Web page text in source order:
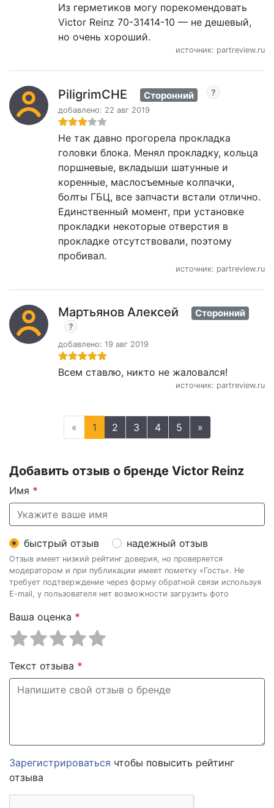
Из герметиков могу порекомендовать
Victor Reinz 70-31414-10 — не дешевый,
но очень хороший.
источник: partreview.ru
PiligrimCHE Сторонний
добавлено: 22 авг 2019
Не так давно прогорела прокладка
головки блока. Менял прокладку, кольца
поршневые, вкладыши шатунные и
коренные, маслосъемные колпачки,
болты ГБЦ, все запчасти встали отлично.
Единственный момент, при установке
прокладки некоторые отверстия в
прокладке отсутствовали, поэтому
пробивал.
источник: partreview.ru
Мартьянов Алексей Сторонний
добавлено: 19 авг 2019
Всем ставлю, никто не жаловался!
источник: partreview.ru
« 1 2 3 4 5 »
Добавить отзыв о бренде Victor Reinz
Имя *
быстрый отзыв надежный отзыв
Отзыв имеет низкий рейтинг доверия, но проверяется
модератором и при публикации имеет пометку «Гость». Не
требует подтверждение через форму обратной связи используя
E-mail, у пользователя нет возможности загрузить фото
Ваша оценка *
Текст отзыва *
Зарегистрироваться чтобы повысить рейтинг
отзыва